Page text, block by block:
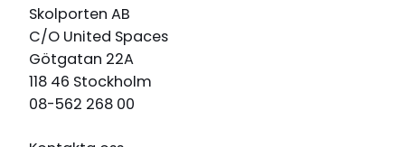
Skolporten AB
C/O United Spaces
Götgatan 22A
118 46 Stockholm
08-562 268 00